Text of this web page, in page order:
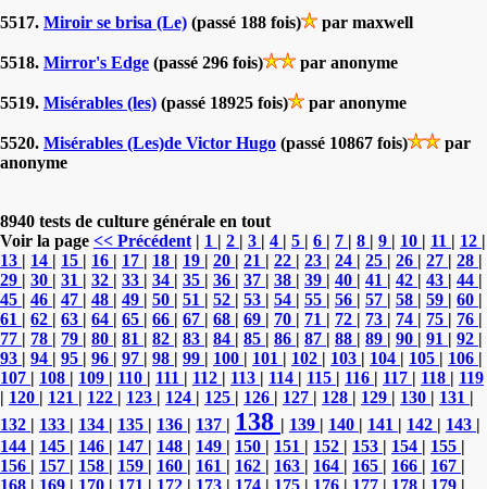
5517. Miroir se brisa (Le) (passé 188 fois) par maxwell
5518. Mirror's Edge (passé 296 fois) par anonyme
5519. Misérables (les) (passé 18925 fois) par anonyme
5520. Misérables (Les)de Victor Hugo (passé 10867 fois)
par
anonyme
8940 tests de culture générale en tout
Voir la page << Précédent | 1 | 2 | 3 | 4 | 5 | 6 | 7 | 8 | 9 | 10 | 11 | 12 |
13 | 14 | 15 | 16 | 17 | 18 | 19 | 20 | 21 | 22 | 23 | 24 | 25 | 26 | 27 | 28 |
29 | 30 | 31 | 32 | 33 | 34 | 35 | 36 | 37 | 38 | 39 | 40 | 41 | 42 | 43 | 44 |
45 | 46 | 47 | 48 | 49 | 50 | 51 | 52 | 53 | 54 | 55 | 56 | 57 | 58 | 59 | 60 |
61 | 62 | 63 | 64 | 65 | 66 | 67 | 68 | 69 | 70 | 71 | 72 | 73 | 74 | 75 | 76 |
77 | 78 | 79 | 80 | 81 | 82 | 83 | 84 | 85 | 86 | 87 | 88 | 89 | 90 | 91 | 92 |
93 | 94 | 95 | 96 | 97 | 98 | 99 | 100 | 101 | 102 | 103 | 104 | 105 | 106 |
107 | 108 | 109 | 110 | 111 | 112 | 113 | 114 | 115 | 116 | 117 | 118 | 119
| 120 | 121 | 122 | 123 | 124 | 125 | 126 | 127 | 128 | 129 | 130 | 131 |
132 | 133 | 134 | 135 | 136 | 137 | 138 | 139 | 140 | 141 | 142 | 143 |
144 | 145 | 146 | 147 | 148 | 149 | 150 | 151 | 152 | 153 | 154 | 155 |
156 | 157 | 158 | 159 | 160 | 161 | 162 | 163 | 164 | 165 | 166 | 167 |
168 | 169 | 170 | 171 | 172 | 173 | 174 | 175 | 176 | 177 | 178 | 179 |